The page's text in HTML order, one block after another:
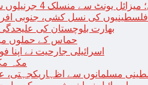
یونٹ سے منسلک 4 جرنیلوں سمیت 9 فوجی اہلکارپارلیمنٹ سے برطرف
فلسطینیوں کی نسل کشی، جنوبی
بھارت بلوچستان کی
حماس کے حملوں میں 7 اسرائیلی گاڑیاں تباہ، 3
اسرائیلی جارحیت نے
مکہ
مسلمانوں سے اظہاریکجہتی،